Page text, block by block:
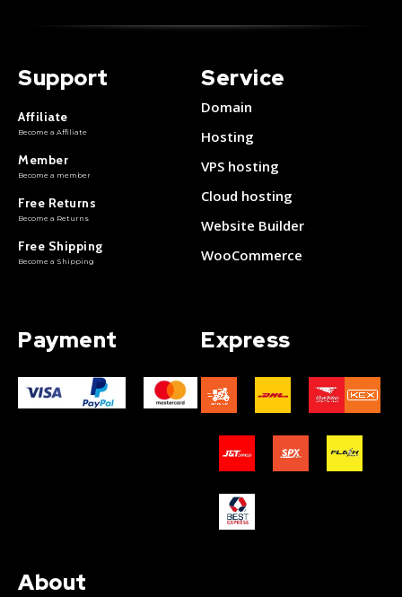
I Want To Sign Up
I Want To Sign Up
Support
Affiliate
Become a Affiliate
Member
Become a member
Free Returns
Become a Returns
Free Shipping
Become a Shipping
Service
Domain
Hosting
VPS hosting
Cloud hosting
Website Builder
WooCommerce
Payment Express
About